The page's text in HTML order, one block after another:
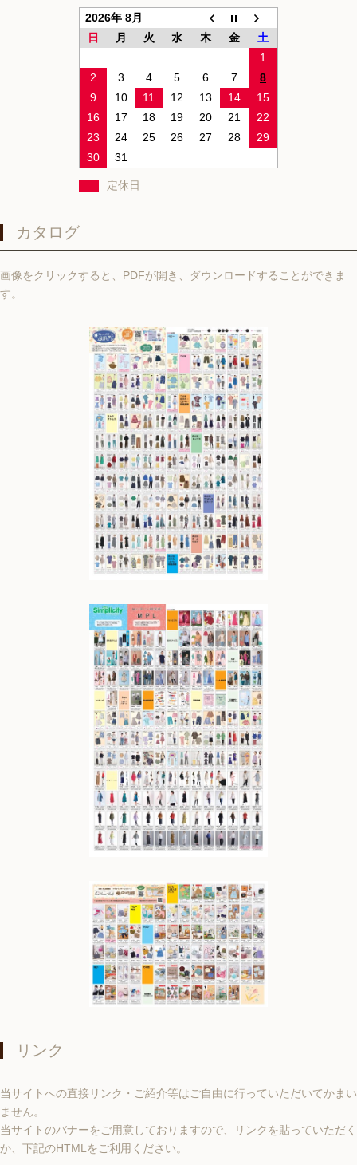
2026年 8月
日
月 火 水 木 金
土
1
2
3 4 5 6 7
8
9
10 11 12 13 14
15
16
17 18 19 20 21
22
23
24 25 26 27 28
29
30
31
定休日
カタログ
画像をクリックすると、PDFが開き、ダウンロードすることができま
す。
リンク
当サイトへの直接リンク・ご紹介等はご自由に行っていただいてかまい
ません。
当サイトのバナーをご用意しておりますので、リンクを貼っていただく
か、下記のHTMLをご利用ください。